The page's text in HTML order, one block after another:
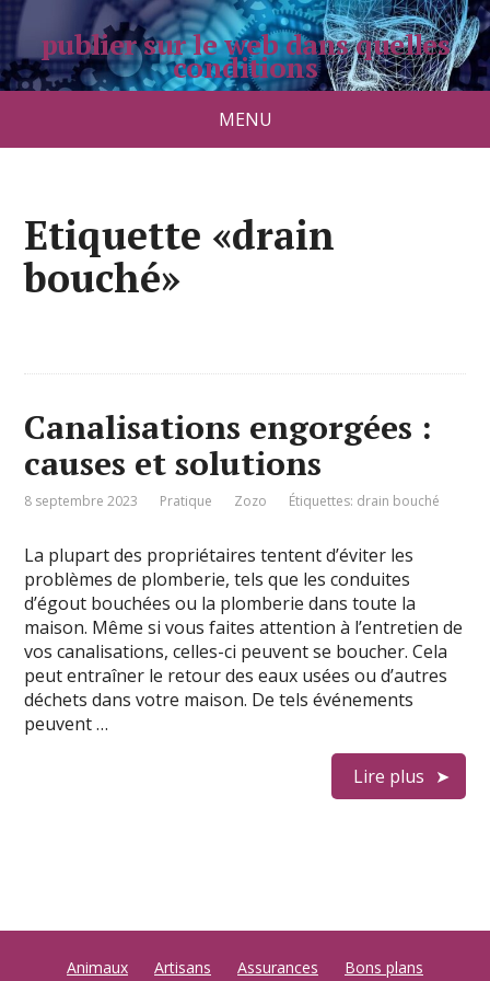
publier sur le web dans quelles
conditions
MENU
Etiquette «drain
bouché»
Canalisations engorgées :
causes et solutions
8 septembre 2023 Pratique Zozo Étiquettes: drain bouché
La plupart des propriétaires tentent d’éviter les
problèmes de plomberie, tels que les conduites
d’égout bouchées ou la plomberie dans toute la
maison. Même si vous faites attention à l’entretien de
vos canalisations, celles-ci peuvent se boucher. Cela
peut entraîner le retour des eaux usées ou d’autres
déchets dans votre maison. De tels événements
peuvent …
Lire plus
Animaux Artisans Assurances Bons plans